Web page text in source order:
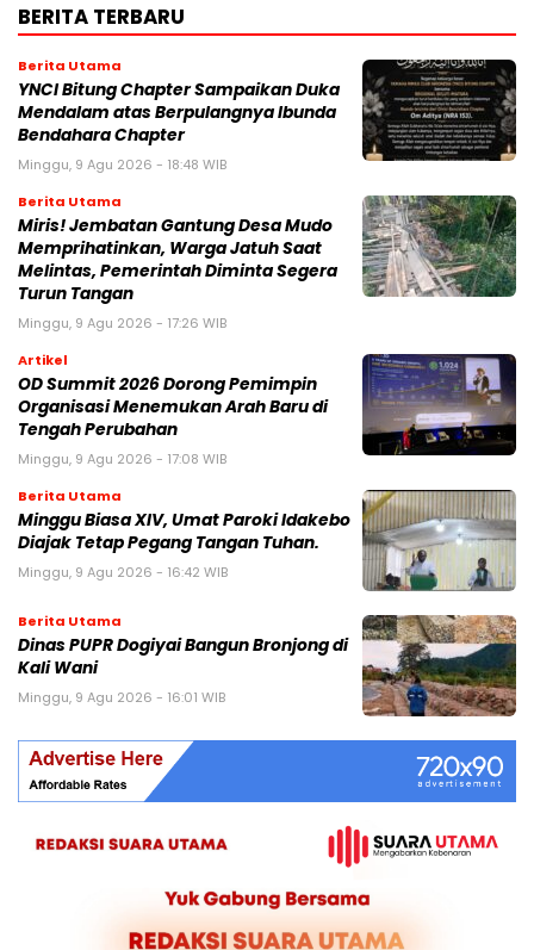
BERITA TERBARU
Berita Utama
YNCI Bitung Chapter Sampaikan Duka
Mendalam atas Berpulangnya Ibunda
Bendahara Chapter
Minggu, 9 Agu 2026 - 18:48 WIB
Berita Utama
Miris! Jembatan Gantung Desa Mudo
Memprihatinkan, Warga Jatuh Saat
Melintas, Pemerintah Diminta Segera
Turun Tangan
Minggu, 9 Agu 2026 - 17:26 WIB
Artikel
OD Summit 2026 Dorong Pemimpin
Organisasi Menemukan Arah Baru di
Tengah Perubahan
Minggu, 9 Agu 2026 - 17:08 WIB
Berita Utama
Minggu Biasa XIV, Umat Paroki Idakebo
Diajak Tetap Pegang Tangan Tuhan.
Minggu, 9 Agu 2026 - 16:42 WIB
Berita Utama
Dinas PUPR Dogiyai Bangun Bronjong di
Kali Wani
Minggu, 9 Agu 2026 - 16:01 WIB